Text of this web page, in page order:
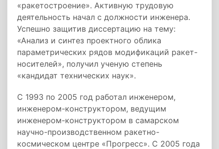
«ракетостроение». Активную трудовую
деятельность начал с должности инженера.
Успешно защитив диссертацию на тему:
«Анализ и синтез проектного облика
параметрических рядов модификаций ракет-
носителей», получил ученую степень
«кандидат технических наук».
С 1993 по 2005 год работал инженером,
инженером-конструктором, ведущим
инженером-конструктором в самарском
научно-производственном ракетно-
космическом центре «Прогресс». С 2005 года